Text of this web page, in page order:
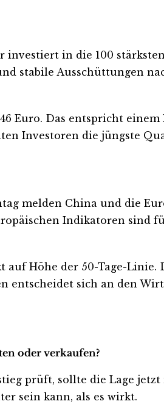
investiert in die 100
stabile Ausschüttungen
Euro. Das entspricht
Investoren die jüngste
melden China und die
Indikatoren sind
Höhe der 50-Tage-Linie.
entscheidet sich an den
oder verkaufen?
prüft, sollte die Lage
sein kann, als es wirkt.